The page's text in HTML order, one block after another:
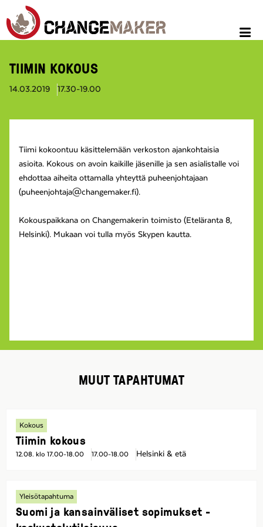
TIIMIN KOKOUS
14.03.2019 17.30-19.00
Tiimi kokoontuu käsittelemään verkoston ajankohtaisia
asioita. Kokous on avoin kaikille jäsenille ja sen asialistalle voi
ehdottaa aiheita ottamalla yhteyttä puheenjohtajaan
(puheenjohtaja@changemaker.fi).
Kokouspaikkana on Changemakerin toimisto (Eteläranta 8,
Helsinki). Mukaan voi tulla myös Skypen kautta.
MUUT TAPAHTUMAT
Kokous
Tiimin kokous
12.08. klo 17.00-18.00 17.00-18.00 Helsinki & etä
Yleisötapahtuma
Suomi ja kansainväliset sopimukset -